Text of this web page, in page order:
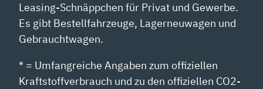
Leasing-Schnäppchen für Privat und Gewerbe.
Es gibt Bestellfahrzeuge, Lagerneuwagen und
Gebrauchtwagen.
* = Umfangreiche Angaben zum offiziellen
Kraftstoffverbrauch und zu den offiziellen CO2-